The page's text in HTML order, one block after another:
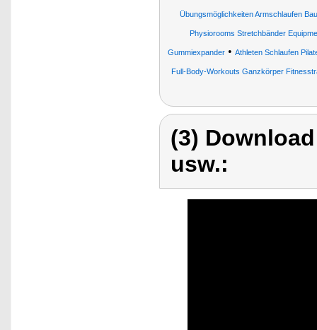
Übungsmöglichkeiten Armschlaufen
Physiorooms Stretchbänder
Gummiexpander • Athleten Schlaufen
Full-Body-Workouts Ganzkörper
(3)
usw.: